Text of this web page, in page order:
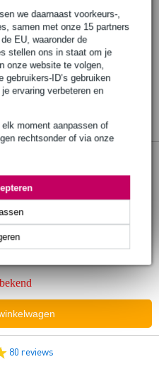
we daarnaast voorkeurs-,
samen met onze 15 partners
EU, waaronder de
stellen ons in staat om je
onze website te volgen,
gebruikers-ID’s gebruiken
ervaring verbeteren en
moment aanpassen of
rechtsonder of via onze
1200MK7 DJ-draaitafel
Pioneer DJ DJM-450
80 reviews